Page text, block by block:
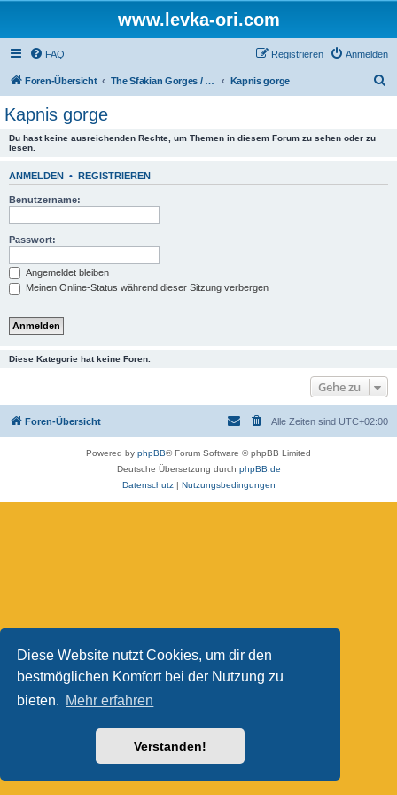
Diese Website nutzt Cookies, um dir den
bestmöglichen Komfort bei der Nutzung zu
bieten. Mehr erfahren
Verstanden!
www.levka-ori.com
FAQ Anmelden
Registrieren
Foren-Übersicht The Sfakian Gorges / Die sfakiotischen Schluchten Kapnis gorge
Kapnis gorge
Du hast keine ausreichenden Rechte, um Themen in diesem Forum zu sehen oder zu
lesen.
ANMELDEN • REGISTRIEREN
Benutzername:
Passwort:
Angemeldet bleiben
Meinen Online-Status während dieser Sitzung verbergen
Diese Kategorie hat keine Foren.
Gehe zu
Foren-Übersicht Alle Zeiten sind UTC+02:00
Powered by phpBB® Forum Software © phpBB Limited
Deutsche Übersetzung durch phpBB.de
Datenschutz| Nutzungsbedingungen